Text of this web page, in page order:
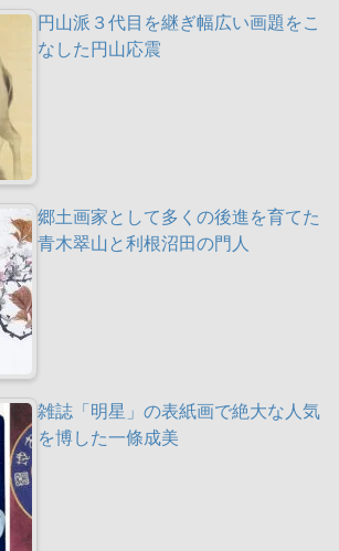
円山派３代目を継ぎ幅広い画題をこ
なした円山応震
郷土画家として多くの後進を育てた
青木翠山と利根沼田の門人
雑誌「明星」の表紙画で絶大な人気
を博した一條成美